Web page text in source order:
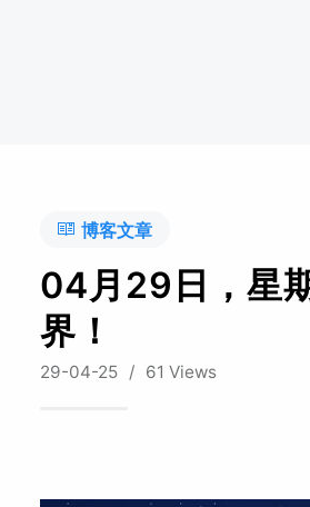
博客文章
04月29日，星
界！
29-04-25 / 61 Views